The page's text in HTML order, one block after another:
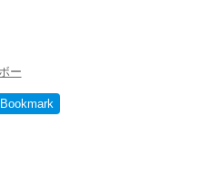
ー
Bookmark